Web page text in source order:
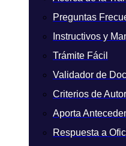
Preguntas
Instructivos y
Trámite Fácil
Validador de
Criterios de
Aporta
Respuesta a